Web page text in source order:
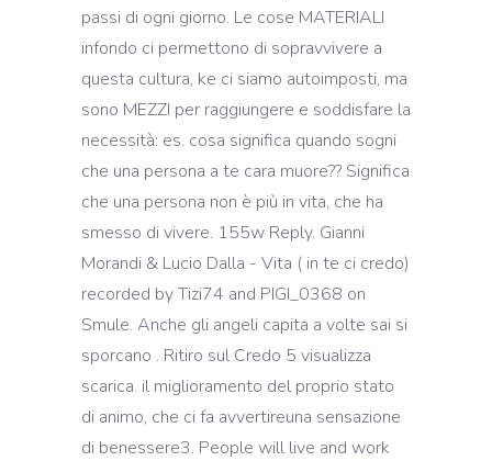
passi di ogni giorno. Le cose MATERIALI
infondo ci permettono di sopravvivere a
questa cultura, ke ci siamo autoimposti, ma
sono MEZZI per raggiungere e soddisfare la
necessità: es. cosa significa quando sogni
che una persona a te cara muore?? Significa
che una persona non è più in vita, che ha
smesso di vivere. 155w Reply. Gianni
Morandi & Lucio Dalla - Vita ( in te ci credo)
recorded by Tizi74 and PIGI_0368 on
Smule. Anche gli angeli capita a volte sai si
sporcano . Ritiro sul Credo 5 visualizza
scarica. il miglioramento del proprio stato
di animo, che ci fa avvertireuna sensazione
di benessere3. People will live and work